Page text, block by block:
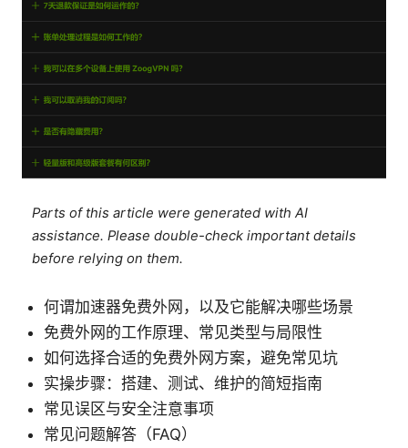
Parts of this article were generated with AI
assistance. Please double-check important details
before relying on them.
何谓加速器免费外网，以及它能解决哪些场景
免费外网的工作原理、常见类型与局限性
如何选择合适的免费外网方案，避免常见坑
实操步骤：搭建、测试、维护的简短指南
常见误区与安全注意事项
常见问题解答（FAQ）